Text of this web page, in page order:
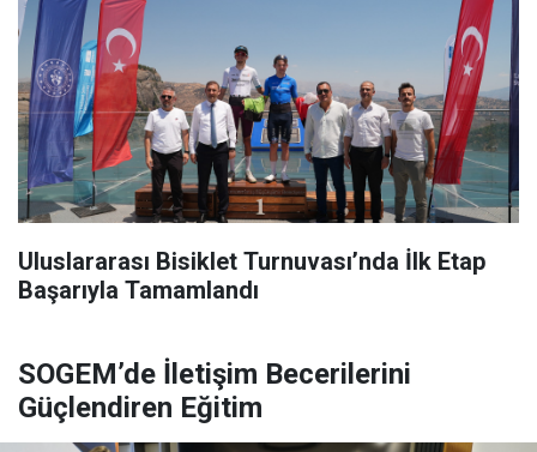
Uluslararası Bisiklet Turnuvası’nda İlk Etap
Başarıyla Tamamlandı
SOGEM’de İletişim Becerilerini
Güçlendiren Eğitim